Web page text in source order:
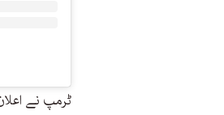
ٹرمپ نے